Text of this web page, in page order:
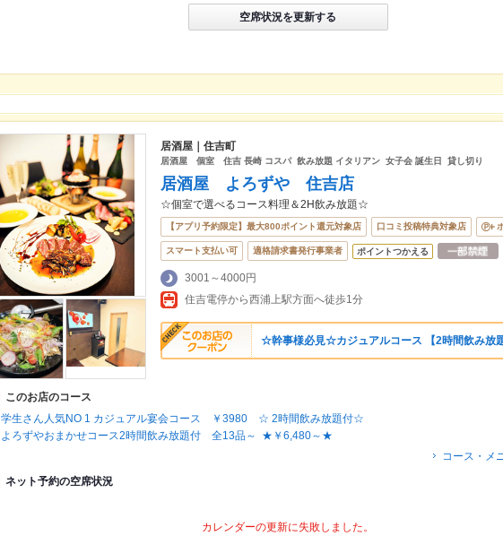
空席状況を更新する
居酒屋｜住吉町
居酒屋 個室 住吉 長崎 コスパ 飲み放題 イタリアン 女子会 誕生日 貸し切り
居酒屋 よろずや 住吉店
☆個室で選べるコース料理＆2H飲み放題☆
【アプリ予約限定】最大800ポイント還元対象店 口コミ投稿特典対象店
スマート支払い可 適格請求書発行事業者 ポイントつかえる
3001～4000円
住吉電停から西浦上駅方面へ徒歩1分
☆幹事様必見☆カジュアルコース 【2時間飲み放
このお店のコース
学生さん人気NO 1 カジュアル宴会コース ￥3980 ☆ 2時間飲み放題付☆
よろずやおまかせコース2時間飲み放題付 全13品～ ★￥6,480～★
コース・メ
ネット予約の空席状況
カレンダーの更新に失敗しました。